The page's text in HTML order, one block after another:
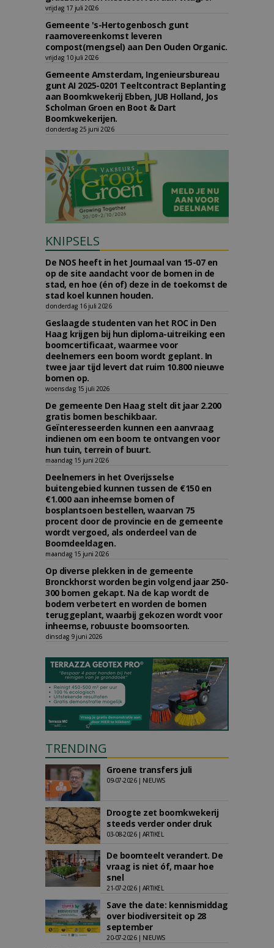
vrijdag 17 juli 2026
Gemeente 's-Hertogenbosch gunt
raamovereenkomst leveren
compost(mengsel) aan Den Ouden Organic.
vrijdag 10 juli 2026
Gemeente Amsterdam, Ingenieursbureau
gunt AI 2025-0201 Teeltcontract Beplanting
aan Boomkwekerij Ebben, JUB Holland, Jos
Scholman Groen en Boot & Dart
Boomkwekerijen.
donderdag 25 juni 2026
KNIPSELS
De NOS heeft in het Journaal van 15-07 en
op de site aandacht voor de bomen in de
stad, en hoe (én of) deze in de toekomst de
stad koel kunnen houden.
donderdag 16 juli 2026
Geslaagde studenten van het ROC in Den
Haag krijgen bij hun diploma-uitreiking een
boomcertificaat, waarmee voor
deelnemers een boom wordt geplant. In
twee jaar tijd levert dat ruim 10.800 nieuwe
bomen op.
woensdag 15 juli 2026
De gemeente Den Haag stelt dit jaar 2.200
gratis bomen beschikbaar.
Geïnteresseerden kunnen een aanvraag
indienen om een boom te ontvangen voor
hun tuin, terrein of buurt.
maandag 15 juni 2026
Deelnemers in het Overijsselse
buitengebied kunnen tussen de €150 en
€1.000 aan inheemse bomen of
bosplantsoen bestellen, waarvan 75
procent door de provincie en de gemeente
wordt vergoed, als onderdeel van de
Boomdeeldagen.
maandag 15 juni 2026
Op diverse plekken in de gemeente
Bronckhorst worden begin volgend jaar 250-
300 bomen gekapt. Na de kap wordt de
bodem verbetert en worden de bomen
teruggeplant, waarbij gekozen wordt voor
inheemse, robuuste boomsoorten.
dinsdag 9 juni 2026
TRENDING
Groene transfers juli
09-07-2026 | NIEUWS
Droogte zet boomkwekerij
steeds verder onder druk
03-08-2026 | ARTIKEL
De boomteelt verandert. De
vraag is niet óf, maar hoe
snel
21-07-2026 | ARTIKEL
Save the date: kennismiddag
over biodiversiteit op 28
september
20-07-2026 | NIEUWS